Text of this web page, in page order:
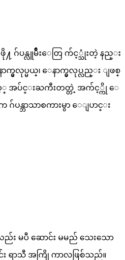
ဂ်ပန္လူမ်ိဳးေတြ က်င့္သုံးတဲ့ နည္း
လုပ္မယ္၊ ေနာက္မွလုပ္လည္း ျဖစ္
မယ့္ အပ်င္းႀကီးတတ္တဲ့ အက်င့္ကို ေ
န္ဘာသာစကားမွာ ေျပာင္း
း မပီ ဆောင်း မမည် သေးသော
င်း ရာသီ အကြို ကာလဖြစ်သည်။